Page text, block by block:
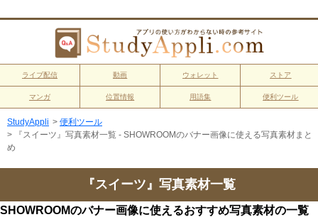
ライブ配信 動画 ウォレット ストア
マンガ 位置情報 用語集 便利ツール
StudyAppli > 便利ツール
>
『スイーツ』写真素材一覧 - SHOWROOMのバナー画像に使える写真素材まと
め
『スイーツ』写真素材一覧
SHOWROOMのバナー画像に使えるおすすめ写真素材の一覧